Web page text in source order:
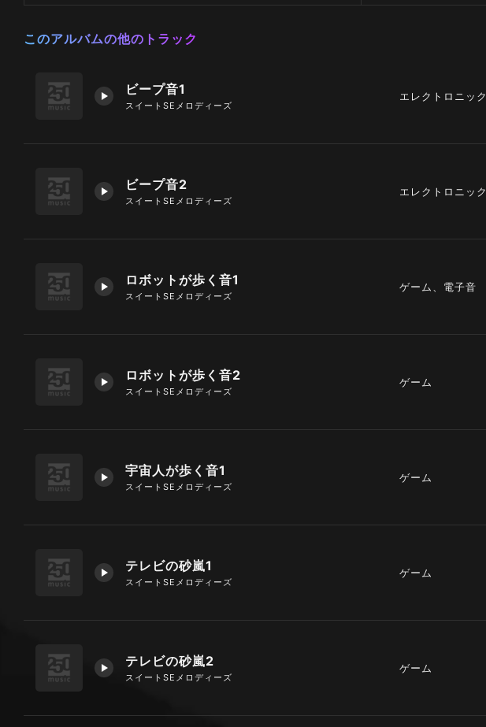
このアルバムの他のトラック
ビープ音1
スイートSEメロディーズ
エレクトロニック
ビープ音2
スイートSEメロディーズ
エレクトロニック
ロボットが歩く音1
スイートSEメロディーズ
ゲーム、電子音
ロボットが歩く音2
スイートSEメロディーズ
ゲーム
宇宙人が歩く音1
スイートSEメロディーズ
ゲーム
テレビの砂嵐1
スイートSEメロディーズ
ゲーム
テレビの砂嵐2
スイートSEメロディーズ
ゲーム